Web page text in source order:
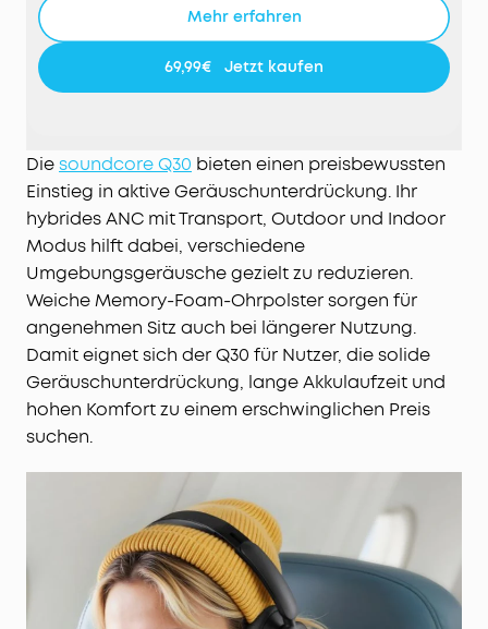
INDIVIDUELLE MODI: “Transport” für
Flugzeuggeräusche, “Outdoor” für Straßenverkehr
und Wind, sowie “Indoor” für Bürogeräusche und
Wiedergabezeit im Geräuschisolierungs-Modus
oder sogar 60 Stunden Spielzeit im Standard-
Modus! Und wenn du es mal eilig hast, sind deine
Kopfhörer innerhalb von 5 Minuten für 4 weitere
Stunden Musik aufgeladen!
KOMFORT GEHT VOR: Die samtweichen Ohrpolster
aus Rückstellschaum der Q30 Kopfhörer,
integriert in weiches Leder, schenken dir flexiblen
Komfort beim Arbeiten oder Musikhören.
TCO-zertifiziert:Für eine bessere Nachhaltigkeit.
Mehr erfahren
69,99€ Jetzt kaufen
Diesoundcore Q30 bieten einen preisbewussten
Einstieg in aktive Geräuschunterdrückung. Ihr
hybrides ANC mit Transport, Outdoor und Indoor
Modus hilft dabei, verschiedene
Umgebungsgeräusche gezielt zu reduzieren.
Weiche Memory-Foam-Ohrpolster sorgen für
angenehmen Sitz auch bei längerer Nutzung.
Damit eignet sich der Q30 für Nutzer, die solide
Geräuschunterdrückung, lange Akkulaufzeit und
hohen Komfort zu einem erschwinglichen Preis
suchen.